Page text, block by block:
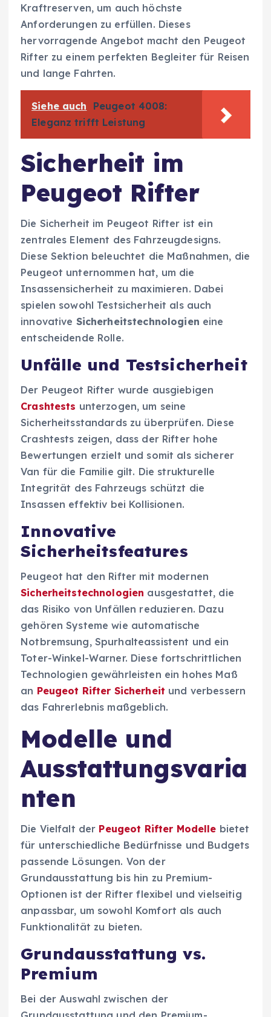
Kraftreserven, um auch höchste
Anforderungen zu erfüllen. Dieses
hervorragende Angebot macht den Peugeot
Rifter zu einem perfekten Begleiter für Reisen
und lange Fahrten.
Siehe auch
Peugeot 4008:
Eleganz trifft Leistung
Sicherheit im
Peugeot Rifter
Die Sicherheit im Peugeot Rifter ist ein
zentrales Element des Fahrzeugdesigns.
Diese Sektion beleuchtet die Maßnahmen, die
Peugeot unternommen hat, um die
Insassensicherheit zu maximieren. Dabei
spielen sowohl Testsicherheit als auch
innovative Sicherheitstechnologien eine
entscheidende Rolle.
Unfälle und Testsicherheit
Der Peugeot Rifter wurde ausgiebigen
Crashtests unterzogen, um seine
Sicherheitsstandards zu überprüfen. Diese
Crashtests zeigen, dass der Rifter hohe
Bewertungen erzielt und somit als sicherer
Van für die Familie gilt. Die strukturelle
Integrität des Fahrzeugs schützt die
Insassen effektiv bei Kollisionen.
Innovative
Sicherheitsfeatures
Peugeot hat den Rifter mit modernen
Sicherheitstechnologien ausgestattet, die
das Risiko von Unfällen reduzieren. Dazu
gehören Systeme wie automatische
Notbremsung, Spurhalteassistent und ein
Toter-Winkel-Warner. Diese fortschrittlichen
Technologien gewährleisten ein hohes Maß
an Peugeot Rifter Sicherheit und verbessern
das Fahrerlebnis maßgeblich.
Modelle und
Ausstattungsvaria
nten
Die Vielfalt der Peugeot Rifter Modelle bietet
für unterschiedliche Bedürfnisse und Budgets
passende Lösungen. Von der
Grundausstattung bis hin zu Premium-
Optionen ist der Rifter flexibel und vielseitig
anpassbar, um sowohl Komfort als auch
Funktionalität zu bieten.
Grundausstattung vs.
Premium
Bei der Auswahl zwischen der